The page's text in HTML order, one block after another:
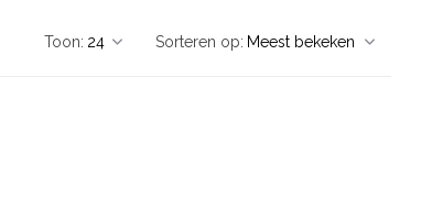
Toon: Sorteren op: